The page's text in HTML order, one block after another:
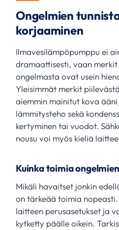
Ongelmien
korjaaminen
Ilmavesilämpöpumppu ei
dramaattisesti, vaan
ongelmasta ovat usein
Yleisimmät merkit
aiemmin mainitut kova
lämmitysteho sekä
kertyminen tai vuodot.
nousu voi myös kieliä
Kuinka toimia
Mikäli havaitset jonkin
on tärkeää toimia
laitteen perusasetukset ja
kytketty päälle oikein.